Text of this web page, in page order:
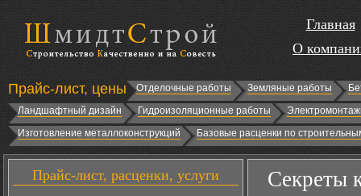
Главная
О
Прайс-лист, цены Отделочные работы Земляные работы
Ландшафтный дизайн
Гидроизоляционные работы
Изготовление металлоконструкций
Базовые расценки по
Прайс-лист, расценки, услуги Секреты